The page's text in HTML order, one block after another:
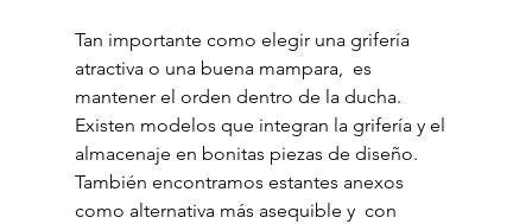
Tan importante como elegir una grifería
atractiva o una buena mampara,  es
mantener el orden dentro de la ducha.
Existen modelos que integran la grifería y el
almacenaje en bonitas piezas de diseño.
También encontramos estantes anexos
como alternativa más asequible y  con